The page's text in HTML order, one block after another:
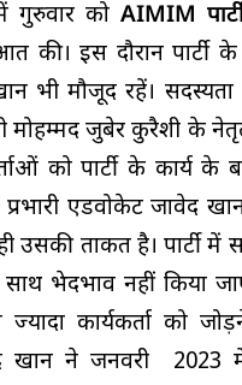
को AIMIM
इस दौरान पार्टी के
भी मौजूद रहें।
जुबेर कुरैशी के
को पार्टी के कार्य
प्रभारी एडवोकेट जावेद
उसकी ताकत है। पार्टी में
भेदभाव नहीं किया
ज्यादा कार्यकर्ता को
खान ने जनवरी 2023 में